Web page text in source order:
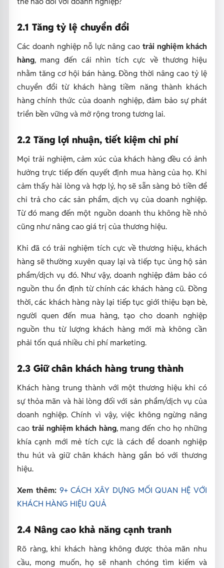
2.1 Tăng tỷ lệ chuyển đổi
Các doanh nghiệp nỗ lực nâng caotrải nghiệm khách
hàng, mang đến cái nhìn tích cực về thương hiệu
nhằm tăng cơ hội bán hàng. Đồng thời nâng cao tỷ lệ
chuyển đổi từ khách hàng tiềm năng thành khách
hàng chính thức của doanh nghiệp, đảm bảo sự phát
triển bền vững và mở rộng trong tương lai.
2.2 Tăng lợi nhuận, tiết kiệm chi phí
Mọi trải nghiệm, cảm xúc của khách hàng đều có ảnh
hưởng trực tiếp đến quyết định mua hàng của họ. Khi
cảm thấy hài lòng và hợp lý, họ sẽ sẵn sàng bỏ tiền để
chi trả cho các sản phẩm, dịch vụ của doanh nghiệp.
Từ đó mang đến một nguồn doanh thu không hề nhỏ
cũng như nâng cao giá trị của thương hiệu.
Khi đã có trải nghiệm tích cực về thương hiệu, khách
hàng sẽ thường xuyên quay lại và tiếp tục ủng hộ sản
phẩm/dịch vụ đó. Như vậy, doanh nghiệp đảm bảo có
nguồn thu ổn định từ chính các khách hàng cũ. Đồng
thời, các khách hàng này lại tiếp tục giới thiệu bạn bè,
người quen đến mua hàng, tạo cho doanh nghiệp
nguồn thu từ lượng khách hàng mới mà không cần
phải tốn quá nhiều chi phí marketing.
2.3 Giữ chân khách hàng trung thành
Khách hàng trung thành với một thương hiệu khi có
sự thỏa mãn và hài lòng đối với sản phẩm/dịch vụ của
doanh nghiệp. Chính vì vậy, việc không ngừng nâng
cao trải nghiệm khách hàng, mang đến cho họ những
khía cạnh mới mẻ tích cực là cách để doanh nghiệp
thu hút và giữ chân khách hàng gắn bó với thương
hiệu.
Xem thêm: 9+ CÁCH XÂY DỰNG MỐI QUAN HỆ VỚI
KHÁCH HÀNG HIỆU QUẢ
2.4 Nâng cao khả năng cạnh tranh
Rõ ràng, khi khách hàng không được thỏa mãn nhu
cầu, mong muốn, họ sẽ nhanh chóng tìm kiếm và